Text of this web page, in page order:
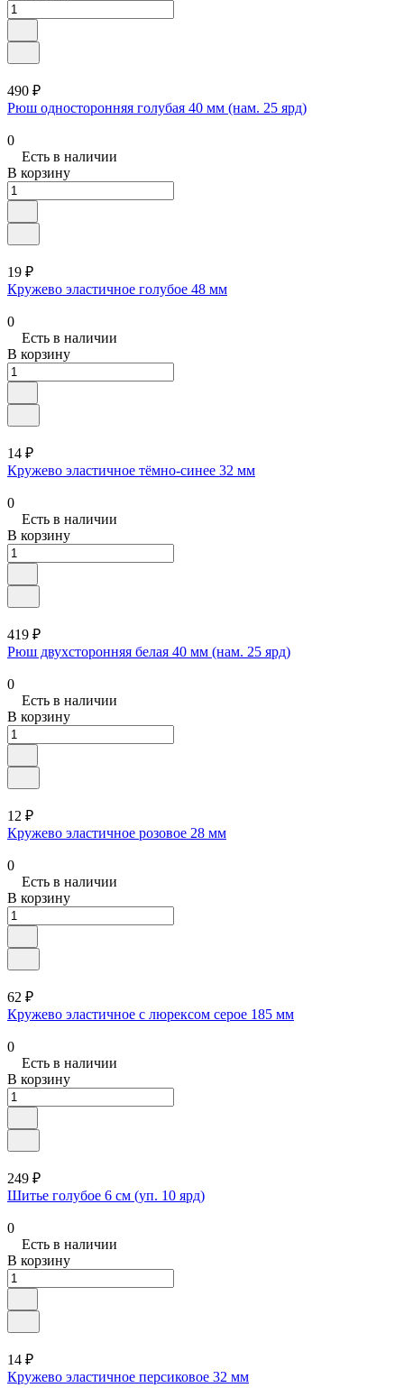
490 ₽
Рюш односторонняя голубая 40 мм (нам. 25 ярд)
0
Есть в наличии
В корзину
19 ₽
Кружево эластичное голубое 48 мм
0
Есть в наличии
В корзину
14 ₽
Кружево эластичное тёмно-синее 32 мм
0
Есть в наличии
В корзину
419 ₽
Рюш двухсторонняя белая 40 мм (нам. 25 ярд)
0
Есть в наличии
В корзину
12 ₽
Кружево эластичное розовое 28 мм
0
Есть в наличии
В корзину
62 ₽
Кружево эластичное с люрексом серое 185 мм
0
Есть в наличии
В корзину
249 ₽
Шитье голубое 6 см (уп. 10 ярд)
0
Есть в наличии
В корзину
14 ₽
Кружево эластичное персиковое 32 мм